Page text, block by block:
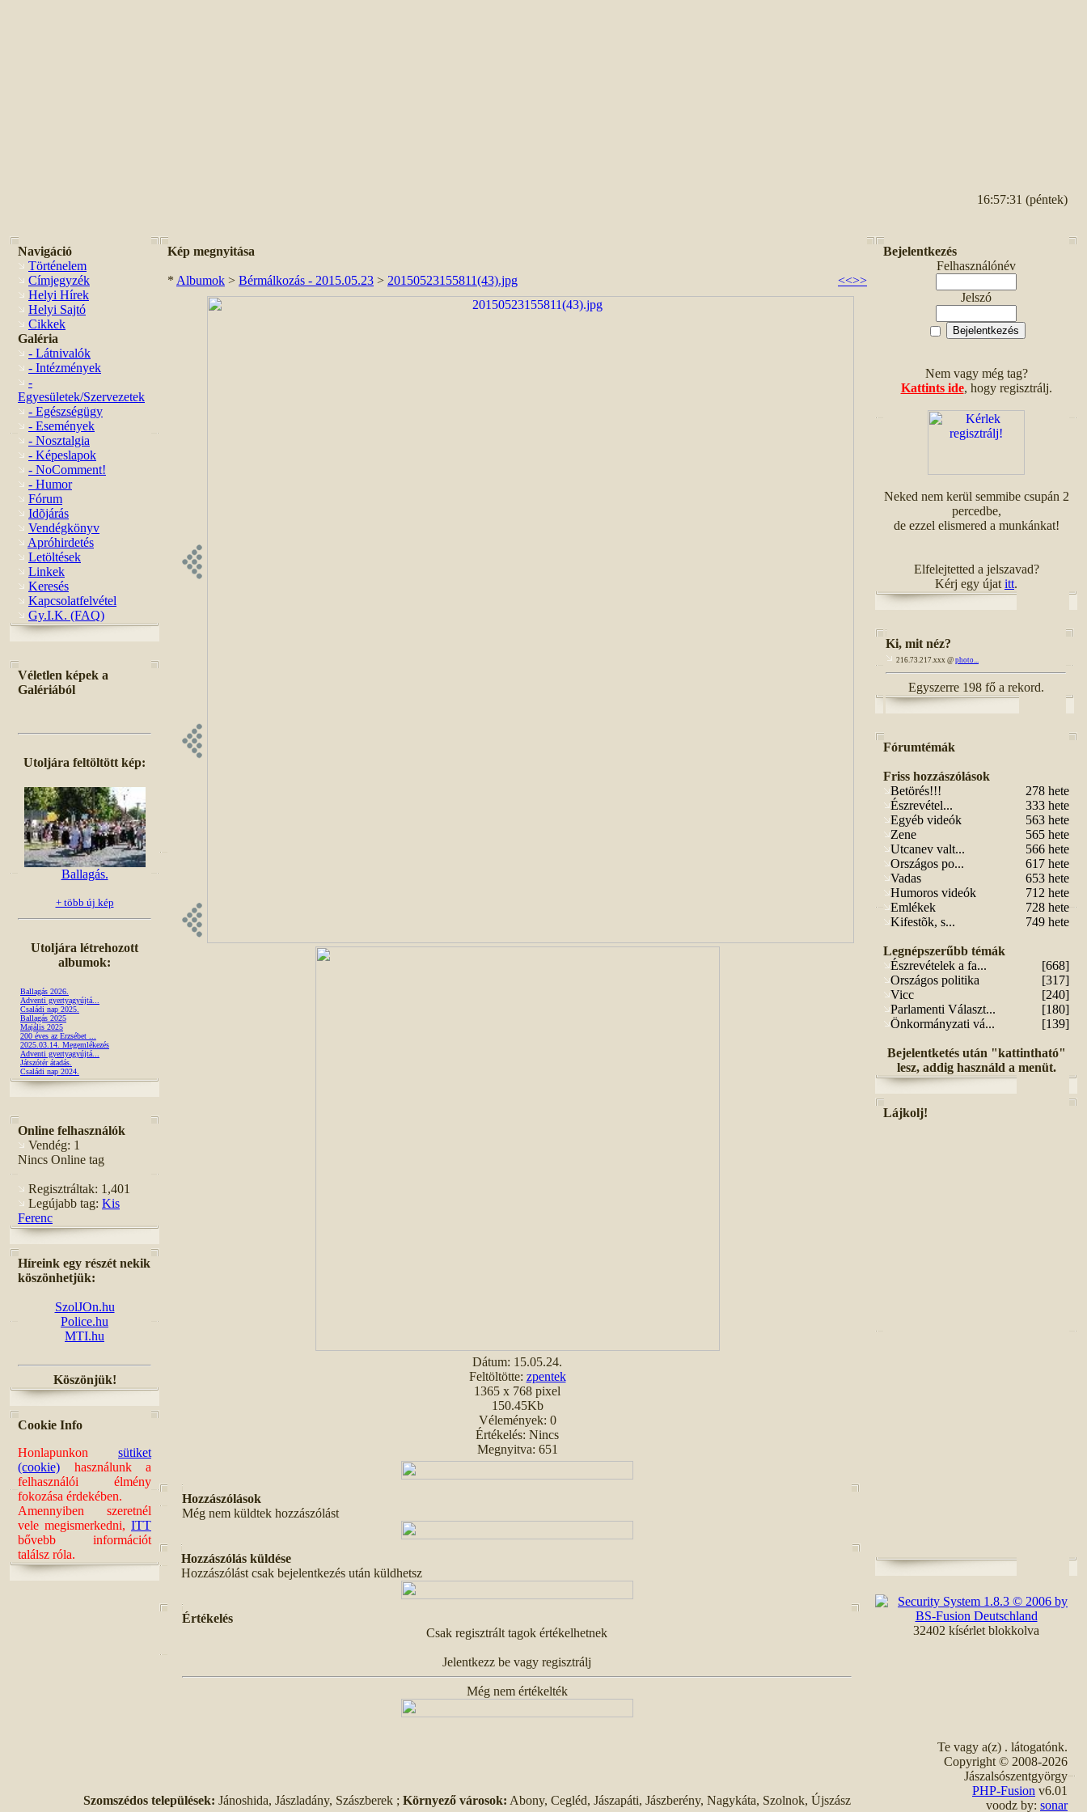
16:57:31 (péntek)
Navigáció
Történelem
Címjegyzék
Helyi Hírek
Helyi Sajtó
Cikkek
Galéria
- Látnivalók
- Intézmények
-
Egyesületek/Szervezetek
- Egészségügy
- Események
- Nosztalgia
- Képeslapok
- NoComment!
- Humor
Fórum
Idõjárás
Vendégkönyv
Apróhirdetés
Letöltések
Linkek
Keresés
Kapcsolatfelvétel
Gy.I.K. (FAQ)
Véletlen képek a
Galériából
Utoljára feltöltött kép:
Ballagás.
+ több új kép
Utoljára létrehozott
albumok:
Ballagás 2026.
Adventi gyertyagyújtá...
Családi nap 2025.
Ballagás 2025
Majális 2025
200 éves az Erzsébet ...
2025.03.14. Megemlékezés
Adventi gyertyagyújtá...
Játszótér átadás.
Családi nap 2024.
Online felhasználók
Vendég: 1
Nincs Online tag
Regisztráltak: 1,401
Legújabb tag: Kis
Ferenc
Híreink egy részét nekik
köszönhetjük:
SzolJOn.hu
Police.hu
MTI.hu
Köszönjük!
Cookie Info
Honlapunkon sütiket
(cookie) használunk a
felhasználói élmény
fokozása érdekében.
Amennyiben szeretnél
vele megismerkedni, ITT
bővebb információt
találsz róla.
Kép megnyitása
* Albumok > Bérmálkozás - 2015.05.23 > 20150523155811(43).jpg <<>>
Dátum: 15.05.24.
Feltöltötte: zpentek
1365 x 768 pixel
150.45Kb
Vélemények: 0
Értékelés: Nincs
Megnyitva: 651
Hozzászólások
Még nem küldtek hozzászólást
Hozzászólás küldése
Hozzászólást csak bejelentkezés után küldhetsz
Értékelés
Csak regisztrált tagok értékelhetnek
Jelentkezz be vagy regisztrálj
Még nem értékelték
Bejelentkezés
Felhasználónév
Jelszó
Nem vagy még tag?
Kattints ide, hogy regisztrálj.
Neked nem kerül semmibe csupán 2
percedbe,
de ezzel elismered a munkánkat!
Elfelejtetted a jelszavad?
Kérj egy újat itt.
Ki, mit néz?
216.73.217.xxx @ photo...
Egyszerre 198 fő a rekord.
Fórumtémák
Friss hozzászólások
Betörés!!!
278 hete
Észrevétel...
333 hete
Egyéb videók
563 hete
Zene
565 hete
Utcanev valt...
566 hete
Országos po...
617 hete
Vadas
653 hete
Humoros videók
712 hete
Emlékek
728 hete
Kifestõk, s...
749 hete
Legnépszerűbb témák
Észrevételek a fa...
[668]
Országos politika
[317]
Vicc
[240]
Parlamenti Választ...
[180]
Önkormányzati vá...
[139]
Bejelentketés után "kattintható"
lesz, addig használd a menüt.
Lájkolj!
32402 kísérlet blokkolva
Szomszédos települések: Jánoshida, Jászladány, Szászberek ; Környező városok: Abony, Cegléd, Jászapáti, Jászberény, Nagykáta, Szolnok, Újszász
Te vagy a(z) . látogatónk.
Copyright © 2008-2026
Jászalsószentgyörgy
PHP-Fusion v6.01
voodz by: sonar